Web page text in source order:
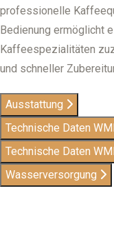
professionelle
Bedienung ermöglicht
Kaffeespezialitäten
und schneller
Ausstattung
Technische Daten
Technische Daten
Wasserversorgung